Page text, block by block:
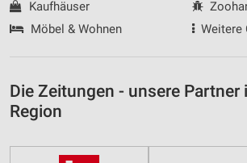
Kaufhäuser
Möbel & Wohnen
Weitere
Die Zeitungen - unsere Partner
Region